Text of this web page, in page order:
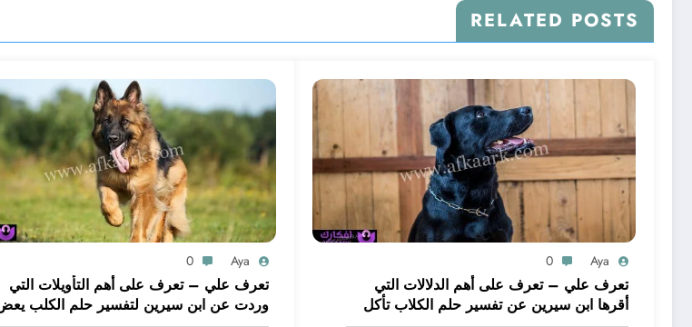
RELATED POSTS
Aya
0
تعرف علي – تعرف على أهم الدلالات التي
أقرها ابن سيرين عن تفسير حلم الكلاب تأكل
Aya
0
تعرف علي – تعرف على أهم التأويلات التي
وردت عن ابن سيرين لتفسير حلم الكلب